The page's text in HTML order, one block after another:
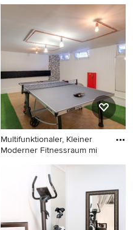
Mittelgroßer Fitnessraum mit
weißer Wandfarbe, hellem
Holzboden und beigem
Boden in Paris
Multifunktionaler, Kleiner
Moderner Fitnessraum mi
Multifunktionaler, Kleiner
Moderner Fitnessraum mit
weißer Wandfarbe und
braunem Holzboden in Paris